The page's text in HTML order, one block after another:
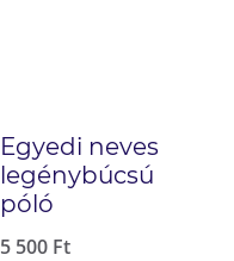
Egyedi neves
legénybúcsú
póló
5 500 Ft